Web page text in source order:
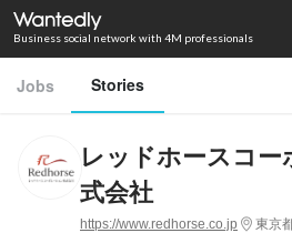
Business social network with 4M professionals
Jobs Stories
レッドホースコ
式会社
https://www.redhorse.co.jp 東京